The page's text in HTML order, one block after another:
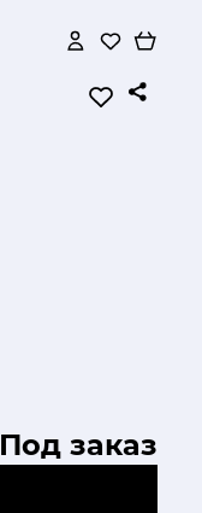
Под заказ